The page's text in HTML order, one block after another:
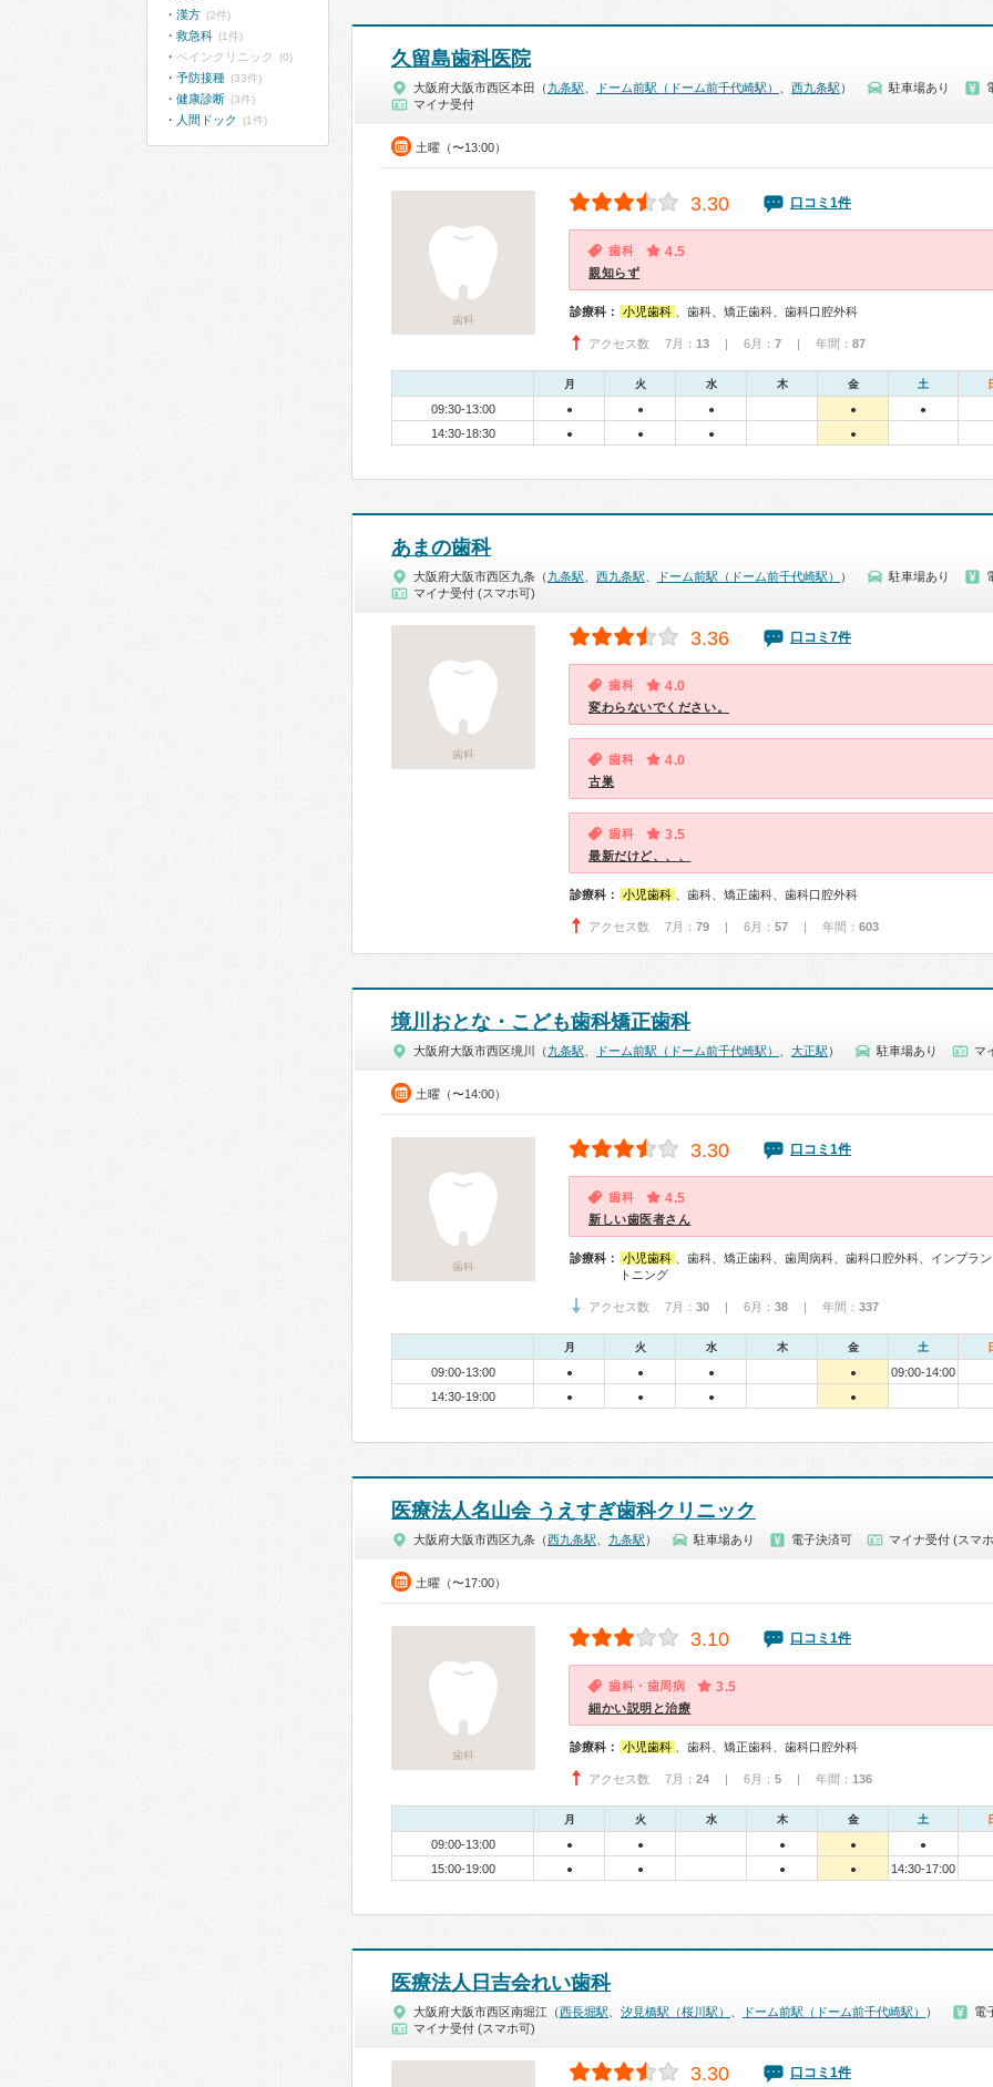
久留島歯科医院
大阪府大阪市西区本田（ 九条駅 ドーム前駅（ドーム前千代崎駅） 西九条駅 ） 駐車場あり
マイナ受付
土曜（〜13:00）
歯科
3.30 口コミ1件
歯科 4.5
親知らず
診療科： 小児歯科 、歯科、矯正歯科、歯科口腔外科
アクセス数 7月： 13 | 6月： 7 | 年間： 87
月 火 水 木 金 土
09:30-13:00 ● ● ● ● ●
14:30-18:30 ● ● ● ●
あまの歯科
大阪府大阪市西区九条（ 九条駅 西九条駅 ドーム前駅（ドーム前千代崎駅） ） 駐車場あり
マイナ受付 (スマホ可)
歯科
3.36 口コミ7件
歯科 4.0
変わらないでください。
歯科 4.0
古巣
歯科 3.5
最新だけど、、、
診療科： 小児歯科 、歯科、矯正歯科、歯科口腔外科
アクセス数 7月： 79 | 6月： 57 | 年間： 603
境川おとな・こども歯科矯正歯科
大阪府大阪市西区境川（ 九条駅 ドーム前駅（ドーム前千代崎駅） 大正駅 ） 駐車場あり マ
土曜（〜14:00）
歯科
3.30 口コミ1件
歯科 4.5
新しい歯医者さん
診療科： 小児歯科
、歯科、矯正歯科、歯周病科、歯科口腔外科、インプラ
トニング
アクセス数 7月： 30 | 6月： 38 | 年間： 337
月 火 水 木 金 土
09:00-13:00 ● ● ● ●
09:00-14:00
14:30-19:00
● ● ● ●
医療法人名山会 うえすぎ歯科クリニック
大阪府大阪市西区九条（西九条駅 九条駅 ） 駐車場あり 電子決済可 マイナ受付 (スマ
土曜（〜17:00）
歯科
3.10 口コミ1件
歯科・歯周病 3.5
細かい説明と治療
診療科： 小児歯科 、歯科、矯正歯科、歯科口腔外科
アクセス数 7月： 24 | 6月： 5 | 年間： 136
月 火 水 木 金 土
09:00-13:00 ● ● ● ● ●
15:00-19:00 ● ● ● ● 14:30-17:00
医療法人日吉会れい歯科
大阪府大阪市西区南堀江（西長堀駅 汐見橋駅（桜川駅） ドーム前駅（ドーム前千代崎駅） ）
電
マイナ受付 (スマホ可)
3.30 口コミ1件
漢方 (2件)
救急科 (1件)
ペインクリニック (0)
予防接種 (33件)
健康診断 (3件)
人間ドック (1件)